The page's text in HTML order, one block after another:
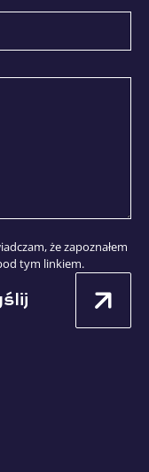
że zapoznałem
tym linkiem.